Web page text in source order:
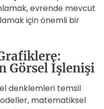
evrende mevcut
için önemli bir
Görsel İşlenişi
denklemleri temsil
matematiksel